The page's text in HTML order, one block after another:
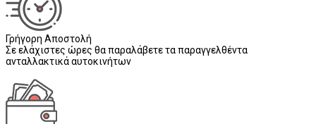
Γρήγορη Αποστολή
Σε ελάχιστες ώρες θα παραλάβετε τα παραγγελθέντα
ανταλλακτικά αυτοκινήτων